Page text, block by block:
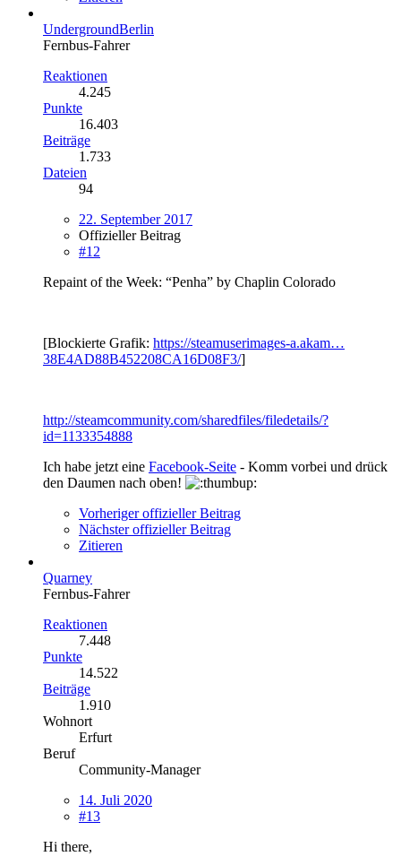
UndergroundBerlin
Fernbus-Fahrer
Reaktionen
4.245
Punkte
16.403
Beiträge
1.733
Dateien
94
22. September 2017
Offizieller Beitrag
#12
Repaint of the Week: “Penha” by Chaplin Colorado
[Blockierte Grafik: https://steamuserimages-a.akam…
38E4AD88B452208CA16D08F3/]
http://steamcommunity.com/sharedfiles/filedetails/?
id=1133354888
Ich habe jetzt eine Facebook-Seite - Komm vorbei und drück
den Daumen nach oben!
Vorheriger offizieller Beitrag
Nächster offizieller Beitrag
Zitieren
Quarney
Fernbus-Fahrer
Reaktionen
7.448
Punkte
14.522
Beiträge
1.910
Wohnort
Erfurt
Beruf
Community-Manager
14. Juli 2020
#13
Hi there,